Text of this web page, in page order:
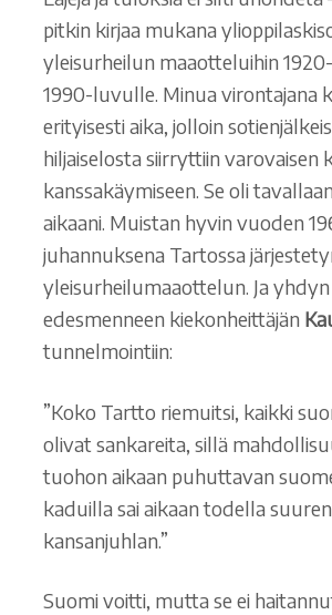
pitkin kirjaa mukana
yleisurheilun maaotteluihin
1990-luvulle. Minua virontajana
erityisesti aika, jolloin
hiljaiselosta siirryttiin
kanssakäymiseen. Se oli
aikaani. Muistan hyvin vuoden
juhannuksena Tartossa
yleisurheilumaaottelun. Ja
edesmenneen kiekonheittäjän
tunnelmointiin:
”Koko Tartto riemuitsi, kaikki
olivat sankareita, sillä
tuohon aikaan puhuttavan
kaduilla sai aikaan todella suuren
kansanjuhlan.”
Suomi voitti, mutta se ei